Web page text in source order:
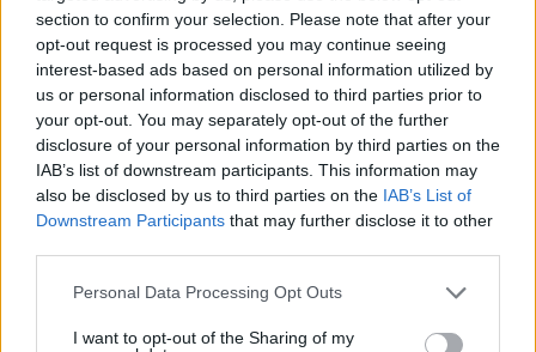
section to confirm your selection. Please note that after your
opt-out request is processed you may continue seeing
interest-based ads based on personal information utilized by
us or personal information disclosed to third parties prior to
your opt-out. You may separately opt-out of the further
disclosure of your personal information by third parties on the
IAB’s list of downstream participants. This information may
also be disclosed by us to third parties on the IAB’s List of
Downstream Participants that may further disclose it to other
Please note that this website/app uses one or more Google
not limited to your visit or usage behaviour. You may click to
Personal Data Processing Opt Outs
I want to opt-out of the Sharing of my
Cut The Rope
ΔΕΙΤΕ ΟΛΑ ΤΑ GAMES
Best of Network